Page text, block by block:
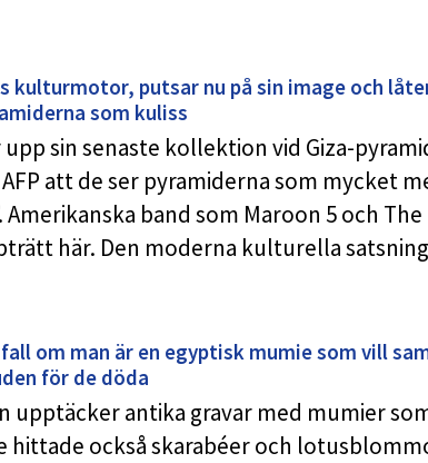
kulturmotor, putsar nu på sin image och
som kuliss
upp sin senaste kollektion vid Giza-
att de ser pyramiderna som mycket
band som Maroon 5 och The
här. Den moderna kulturella
om man är en egyptisk mumie som vill
för de döda
upptäcker antika gravar med mumier
hittade också skarabéer och